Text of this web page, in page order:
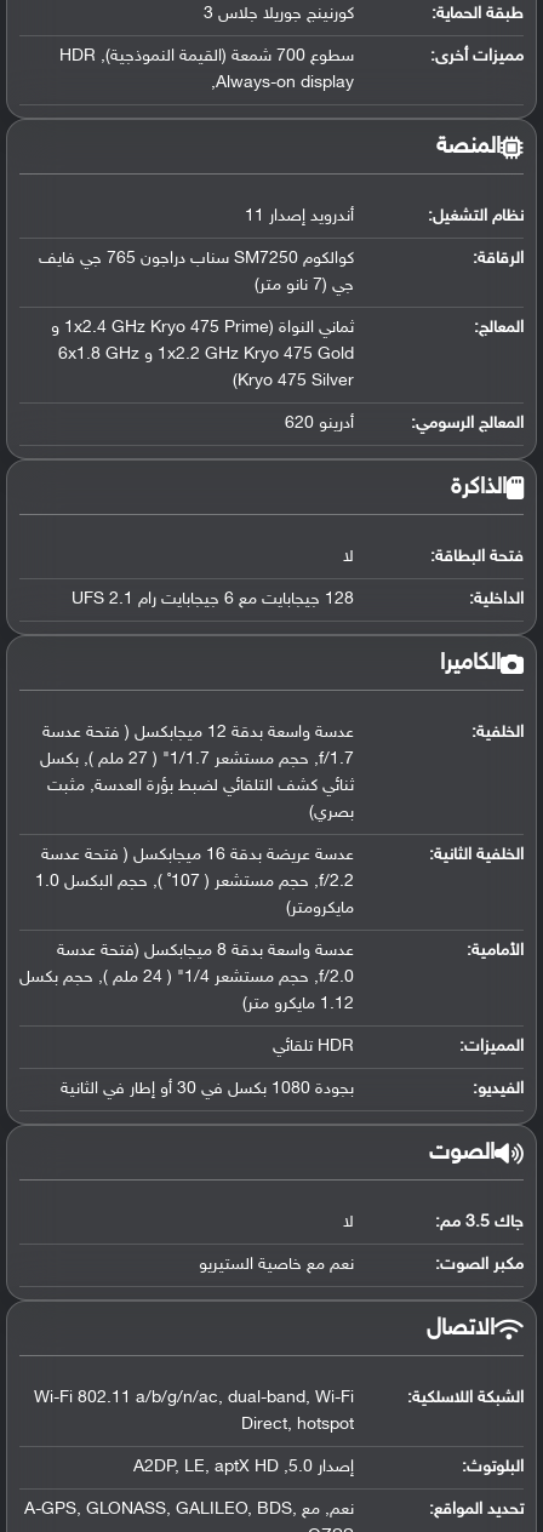
طبقة الحماية: كورنينج جوريلا جلاس 3
مميزات أخرى:
سطوع 700 شمعة (القيمة النموذجية), HDR
,Always-on display
المنصة
نظام التشغيل: أندرويد إصدار 11
الرقاقة:
كوالكوم SM7250 سناب دراجون 765 جي فايف
جي (7 نانو متر)
المعالج:
ثماني النواة (1x2.4 GHz Kryo 475 Prime و
1x2.2 GHz Kryo 475 Gold و 6x1.8 GHz
Kryo 475 Silver)
المعالج الرسومي: أدرينو 620
الذاكرة
فتحة البطاقة: لا
الداخلية: 128 جيجابايت مع 6 جيجابايت رام UFS 2.1
الكاميرا
الخلفية:
عدسة واسعة بدقة 12 ميجابكسل ( فتحة عدسة
f/1.7, حجم مستشعر 1/1.7" ( 27 ملم ), بكسل
ثنائي كشف التلقائي لضبط بؤرة العدسة, مثبت
بصري)
الخلفية الثانية:
عدسة عريضة بدقة 16 ميجابكسل ( فتحة عدسة
f/2.2, حجم مستشعر ( 107˚ ), حجم البكسل 1.0
مايكرومتر)
الأمامية:
عدسة واسعة بدقة 8 ميجابكسل (فتحة عدسة
f/2.0, حجم مستشعر 1/4" ( 24 ملم ), حجم بكسل
1.12 مايكرو متر)
المميزات: HDR تلقائي
الفيديو: بجودة 1080 بكسل في 30 أو إطار في الثانية
الصوت
جاك 3.5 مم: لا
مكبر الصوت: نعم مع خاصية الستيريو
الاتصال
الشبكة اللاسلكية:
Wi-Fi 802.11 a/b/g/n/ac, dual-band, Wi-Fi
Direct, hotspot
البلوتوث: إصدار 5.0, A2DP, LE, aptX HD
تحديد المواقع:
نعم, مع A-GPS, GLONASS, GALILEO, BDS,